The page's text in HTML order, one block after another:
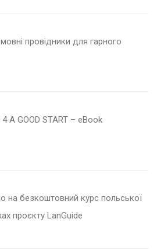
провідники для гарного
4 A GOOD START – eBook
на безкоштовний курс польської
проєкту LanGuide